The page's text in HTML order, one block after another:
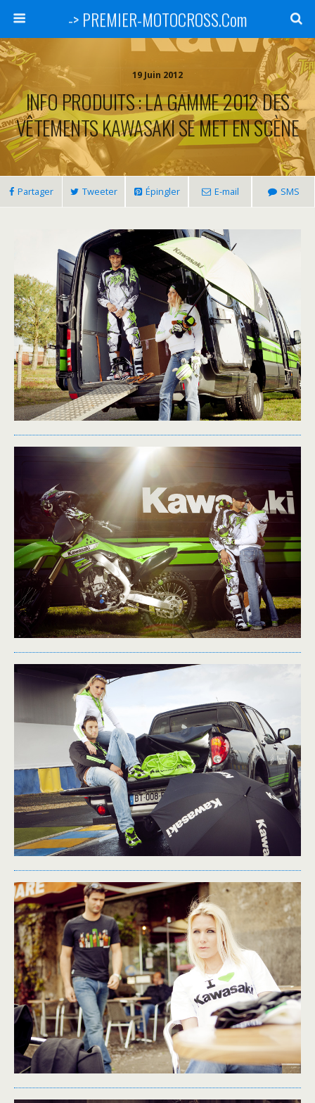
-> PREMIER-MOTOCROSS.Com
19 Juin 2012
INFO PRODUITS : LA GAMME 2012 DES
VÊTEMENTS KAWASAKI SE MET EN SCÈNE
Partager Tweeter Épingler E-mail SMS